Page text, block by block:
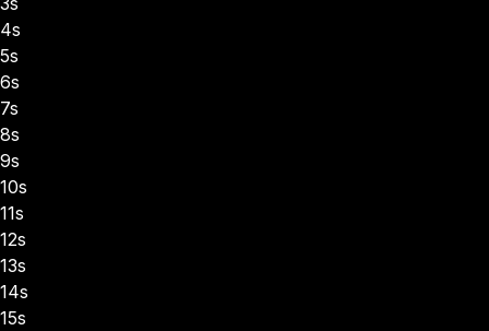
4s
5s
6s
7s
8s
9s
10s
11s
12s
13s
14s
15s